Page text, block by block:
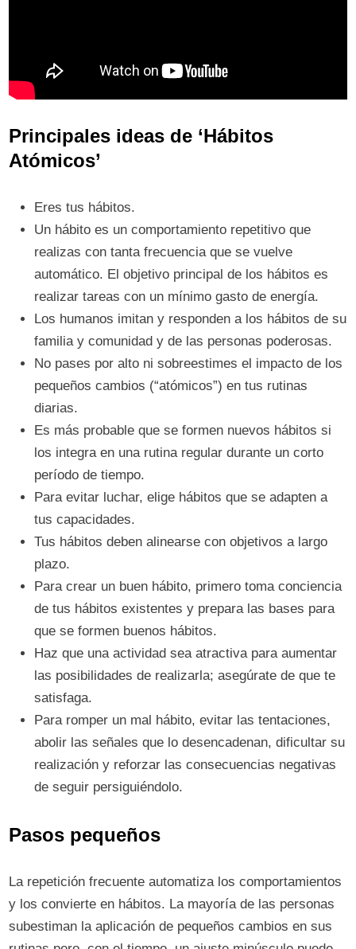
Principales ideas de ‘Hábitos
Atómicos’
Eres tus hábitos.
Un hábito es un comportamiento repetitivo que
realizas con tanta frecuencia que se vuelve
automático. El objetivo principal de los hábitos es
realizar tareas con un mínimo gasto de energía.
Los humanos imitan y responden a los hábitos de su
familia y comunidad y de las personas poderosas.
No pases por alto ni sobreestimes el impacto de los
pequeños cambios (“atómicos”) en tus rutinas
diarias.
Es más probable que se formen nuevos hábitos si
los integra en una rutina regular durante un corto
período de tiempo.
Para evitar luchar, elige hábitos que se adapten a
tus capacidades.
Tus hábitos deben alinearse con objetivos a largo
plazo.
Para crear un buen hábito, primero toma conciencia
de tus hábitos existentes y prepara las bases para
que se formen buenos hábitos.
Haz que una actividad sea atractiva para aumentar
las posibilidades de realizarla; asegúrate de que te
satisfaga.
Para romper un mal hábito, evitar las tentaciones,
abolir las señales que lo desencadenan, dificultar su
realización y reforzar las consecuencias negativas
de seguir persiguiéndolo.
Pasos pequeños
La repetición frecuente automatiza los comportamientos
y los convierte en hábitos. La mayoría de las personas
subestiman la aplicación de pequeños cambios en sus